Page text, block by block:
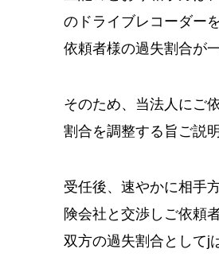
のドライブレコーダー
依頼者様の過失割合が
そのため、当法人にご
割合を調整する旨ご説
受任後、速やかに相手
険会社と交渉しご依頼
双方の過失割合としてj